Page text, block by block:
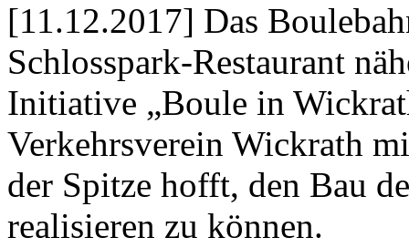
[11.12.2017] Das
Schlosspark-Restaurant
Initiative „Boule in
Verkehrsverein Wickrath
der Spitze hofft, den Bau
realisieren zu können.